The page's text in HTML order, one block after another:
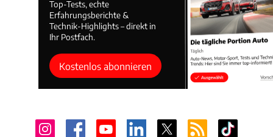
Top-Tests, echte
Erfahrungsberichte &
Technik-Highlights – direkt in
Ihr Postfach.
Kostenlos abonnieren